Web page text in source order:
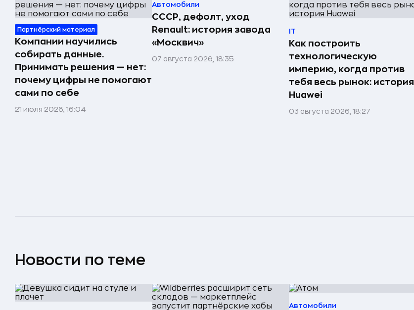
Партнёрский материал
Компании научились
собирать данные.
Принимать решения — нет:
почему цифры не помогают
сами по себе
21 июля 2026, 16:04
Автомобили
СССР, дефолт, уход
Renault: история завода
«Москвич»
07 августа 2026, 18:35
IT
Как построить
технологическую
империю, когда против
тебя весь рынок: история
Huawei
03 августа 2026, 18:27
Новости по теме
Автомобили